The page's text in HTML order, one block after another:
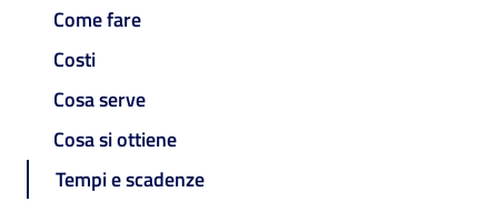
Come fare
Costi
Cosa serve
Cosa si ottiene
Tempi e scadenze